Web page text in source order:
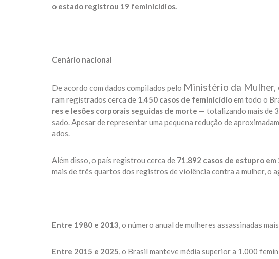
o estado registrou 19 feminicídios.
Cenário nacional
De acordo com dados compilados pelo Ministério da Mulher,
ram registrados cerca de 1.450 casos de feminicídioem todo o
res e lesões corporais seguidas de morte — totalizando mais de
sado. Apesar de representar uma pequena redução de
ados.
Além disso, o país registrou cerca de 71.892 casos de estupro
mais de três quartos dos registros de violência contra a mulher, o
Entre 1980 e 2013, o número anual de mulheres assassinadas
Entre 2015 e 2025, o Brasil manteve média superior a 1.000